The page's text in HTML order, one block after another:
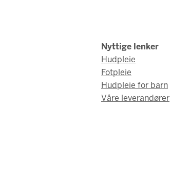
Nyttige lenker
Hudpleie
Fotpleie
Hudpleie for barn
Våre leverandører